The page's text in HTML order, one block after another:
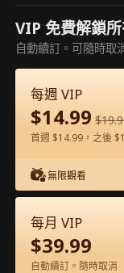
這是付
VIP 免費解鎖
自動續訂。可隨時取
每週 VIP
$14.99 $
首週 $14.99，之後
無限觀看
每月 VIP
$39.99
自動續訂。隨時取消